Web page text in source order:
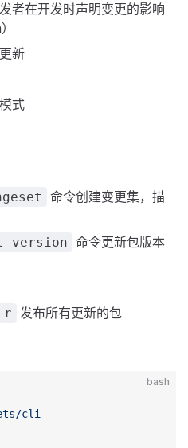
者在开发时声明变更的影响
新
式
命令创建变更集，描
version 命令更新包版本
r 发布所有更新的包
bash
cli